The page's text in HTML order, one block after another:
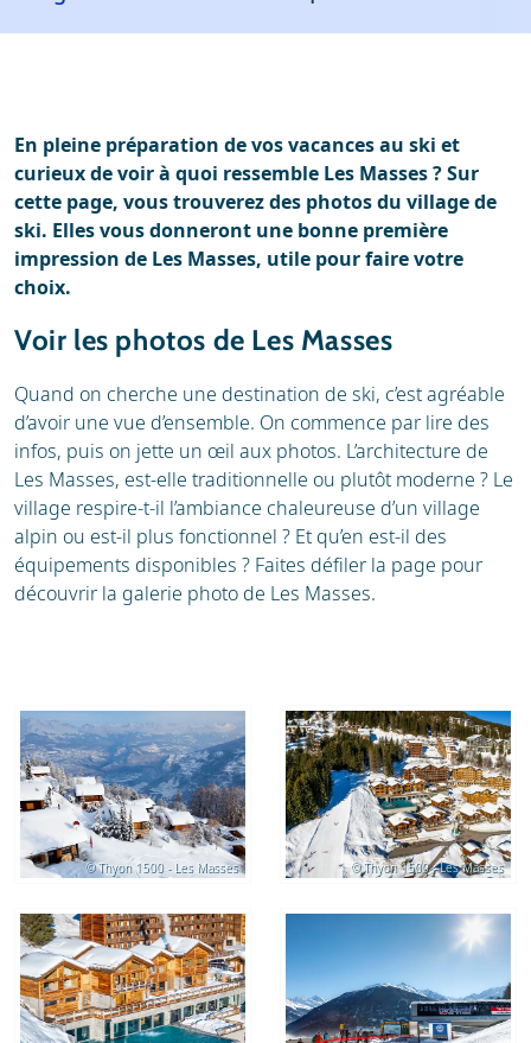
Location
Location de ski
En pleine préparation de vos vacances au ski et
curieux de voir à quoi ressemble Les Masses ? Sur
cette page, vous trouverez des photos du village de
ski. Elles vous donneront une bonne première
impression de Les Masses, utile pour faire votre
choix.
Voir les photos de Les Masses
Quand on cherche une destination de ski, c’est agréable
d’avoir une vue d’ensemble. On commence par lire des
infos, puis on jette un œil aux photos. L’architecture de
Les Masses, est-elle traditionnelle ou plutôt moderne ? Le
village respire-t-il l’ambiance chaleureuse d’un village
alpin ou est-il plus fonctionnel ? Et qu’en est-il des
équipements disponibles ? Faites défiler la page pour
découvrir la galerie photo de Les Masses.
© Thyon 1500 - Les Masses © Thyon 1500 - Les Masses